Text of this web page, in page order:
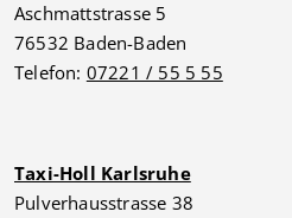
Aschmattstrasse 5
76532 Baden-Baden
Telefon: 07221 / 55 5 55
Taxi-Holl Karlsruhe
Pulverhausstrasse 38